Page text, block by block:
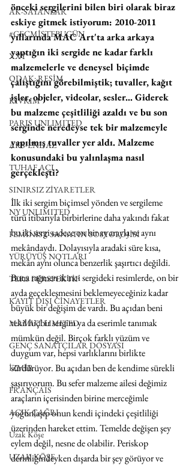
AK-SAYANLAR
#GEÇMİŞTEBUGÜN
XXY
ODAK: RESİM
KIVRIM
PARIS UNLIMITED
AKS-ENDAZ
TUHAF AÇI
SINIRSIZ ZİYARETLER
NY UNLIMITED
FEMİNİST SANATIN SOSYOLOJİSİ
YÜRÜYÜŞ NOTLARI
TERS PERSPEKTİF
KAYIT DIŞI CİNAYETLER
MAMUT LIMITED
GENÇ SANATÇILAR DOSYASI
İZMİR
FRANÇAIS
AÇIK ÇAĞRI
Uzak Köşe
UZAK KÖŞE
önceki sergilerini bilen biri olarak biraz
eskiye gitmek istiyorum: 2010-2011
yıllarında MAC Art'ta arka arkaya
yaptığın iki sergide ne kadar farklı
malzemelerle ve deneysel biçimde
çalıştığını görebilmiştik; tuvaller, kağıt
işler, objeler, videolar, sesler... Giderek
bu malzeme çeşitliliği azaldı ve bu son
serginde neredeyse tek bir malzemeyle
yapılmış tuvaller yer aldı. Malzeme
konusundaki bu yalınlaşma nasıl
gerçekleşti?
İlk iki sergim biçimsel yönden ve sergileme
türü itibarıyla birbirlerine daha yakındı fakat
bu iki sergi sadece on bir ay arayla ve aynı
mekândaydı. Dolayısıyla aradaki süre kısa,
mekân aynı olunca benzerlik şaşırtıcı değildi.
Buna rağmen ikinci sergideki resimlerde, on bir
ayda geçekleşmesini beklemeyeceğiniz kadar
büyük bir değişim de vardı. Bu açıdan beni
tekil hiçbir sergim ya da eserimle tanımak
mümkün değil. Birçok farklı yüzüm ve
duygum var, hepsi varlıklarını birlikte
sürdürüyor. Bu açıdan ben de kendime sürekli
şaşırıyorum. Bu sefer malzeme ailesi değimiz
araçların içerisinden birine merceğimle
yoğunlaşıp onun kendi içindeki çeşitliliği
üzerinden hareket ettim. Temelde değişen şey
eylem değil, nesne de olabilir. Periskop
derinliğindeyken dışarda bir şey görüyor ve